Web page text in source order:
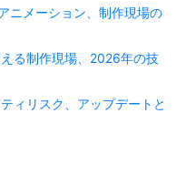
ニメーション、制作現場の
る制作現場、2026年の技
ィリスク、アップデートと